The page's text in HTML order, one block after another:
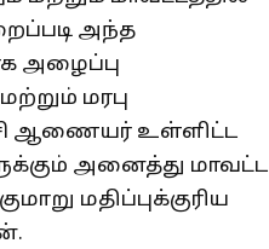
அந்த
அழைப்பு
மரபு
ஆணையர் உள்ளிட்ட
அனைத்து மாவட்ட
மதிப்புக்குரிய